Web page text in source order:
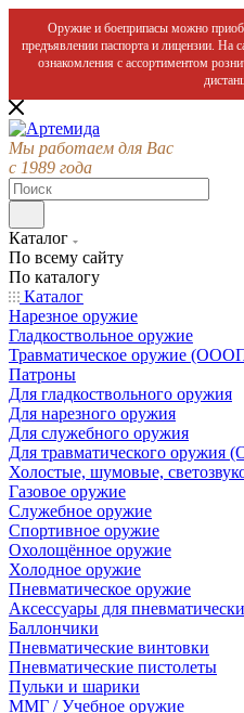
Оружие и боеприпасы можно
предъявлении паспорта и лицензии. На
ознакомления с ассортиментом
Мы работаем для Вас
с 1989 года
Каталог
По всему сайту
По каталогу
Каталог
Нарезное оружие
Гладкоствольное оружие
Травматическое оружие
Патроны
Для гладкоствольного оружия
Для нарезного оружия
Для служебного оружия
Для травматического
Холостые, шумовые,
Газовое оружие
Служебное оружие
Спортивное оружие
Охолощённое оружие
Холодное оружие
Пневматическое оружие
Аксессуары для
Баллончики
Пневматические винтовки
Пневматические пистолеты
Пульки и шарики
ММГ / Учебное оружие